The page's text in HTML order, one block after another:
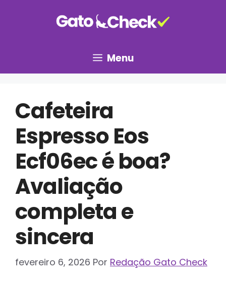
Menu
Cafeteira
Espresso Eos
Ecf06ec é boa?
Avaliação
completa e
sincera
fevereiro 6, 2026 Por Redação Gato Check